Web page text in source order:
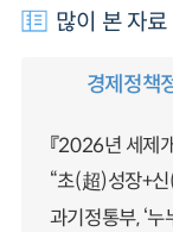
많이 본 자료
경제정책
『2026년 세제
“초(超)성장+
과기정통부, ‘